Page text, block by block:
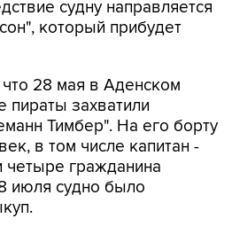
судну направляется
который прибудет
28 мая в Аденском
пираты захватили
Тимбер". На его борту
в том числе капитан -
четыре гражданина
июля судно было